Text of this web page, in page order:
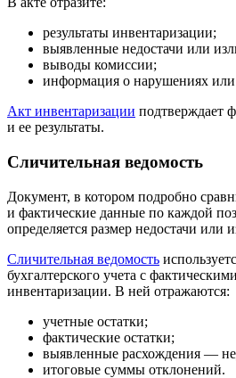
результаты инвентаризации;
выявленные недостачи или
выводы комиссии;
информация о нарушениях
Акт инвентаризации подтверждает
и ее результаты.
Сличительная ведомость
Документ, в котором подробно
и фактические данные по каждой
определяется размер недостачи или
Сличительная ведомость
бухгалтерского учета с
инвентаризации. В ней отражаются:
учетные остатки;
фактические остатки;
выявленные расхождения —
итоговые суммы отклонений.